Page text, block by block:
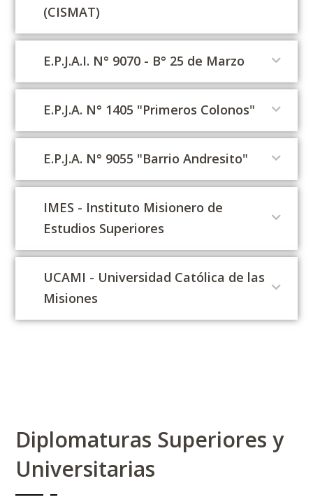
(CISMAT)
E.P.J.A.I. N° 9070 - B° 25 de Marzo
E.P.J.A. N° 1405 "Primeros Colonos"
E.P.J.A. N° 9055 "Barrio Andresito"
IMES - Instituto Misionero de
Estudios Superiores
UCAMI - Universidad Católica de las
Misiones
Diplomaturas Superiores y
Universitarias